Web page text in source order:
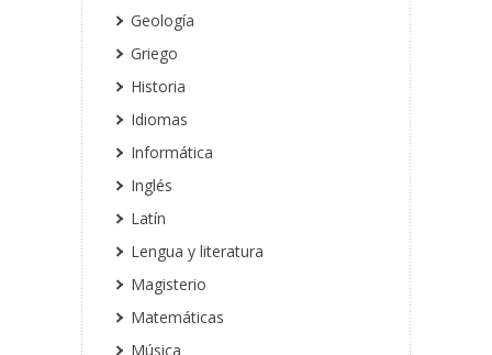
Geología
Griego
Historia
Idiomas
Informática
Inglés
Latín
Lengua y literatura
Magisterio
Matemáticas
Música